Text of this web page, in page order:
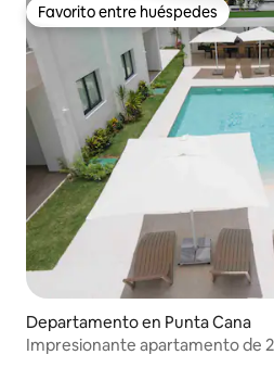
Favorito entre huéspedes
Favorito entre huéspedes
Departamento en Punta Cana
Impresionante apartamento de